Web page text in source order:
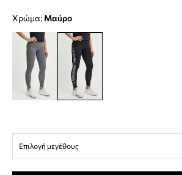
Χρώμα: μαύρο
Επιλογή μεγέθους